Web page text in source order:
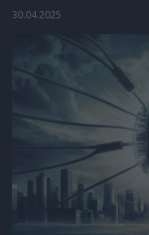
30.04.2025